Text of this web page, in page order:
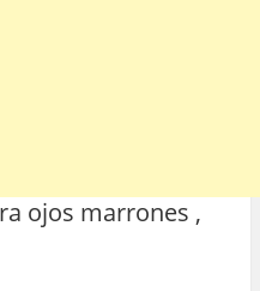
ojos marrones ,